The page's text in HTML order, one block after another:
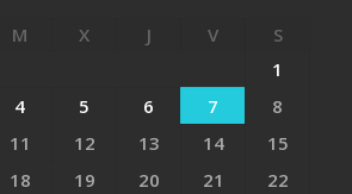
M X J V
S
1
4 5 6 7
8
11 12 13 14
15
18 19 20 21
22